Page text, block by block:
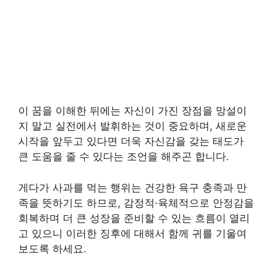
이 꿈을 이해한 뒤에는 자신이 가진 장점을 망설이
지 말고 실전에서 발휘하는 것이 중요하며, 새로운
시작을 앞두고 있다면 더욱 자신감을 갖는 태도가
큰 도움을 줄 수 있다는 조언을 해주곤 합니다.
게다가 사과를 먹는 행위는 건강한 욕구 충족과 만
족을 뜻하기도 하므로, 감정적·육체적으로 안정감을
회복하며 더 큰 성장을 준비할 수 있는 흐름이 열리
고 있으니 이러한 징후에 대해서 함께 귀를 기울여
보도록 하세요.